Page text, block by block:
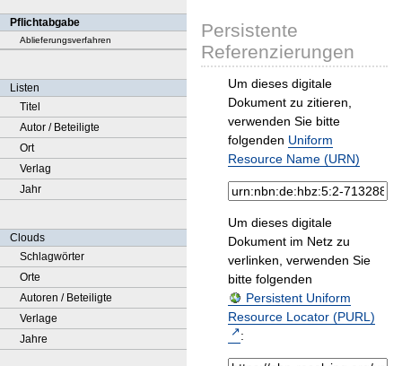
Pflichtabgabe
Ablieferungsverfahren
Listen
Titel
Autor / Beteiligte
Ort
Verlag
Jahr
Clouds
Schlagwörter
Orte
Autoren / Beteiligte
Verlage
Jahre
Persistente
Referenzierungen
Um dieses digitale
Dokument zu zitieren,
verwenden Sie bitte
folgenden Uniform
Resource Name (URN)
Um dieses digitale
Dokument im Netz zu
verlinken, verwenden Sie
bitte folgenden
Persistent Uniform
Resource Locator (PURL)
: